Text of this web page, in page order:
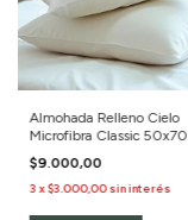
Almohada Relleno Cielo
Microfibra Classic 50x70
$9.000,00
3 x$3.000,00sin interés